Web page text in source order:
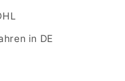
in DE